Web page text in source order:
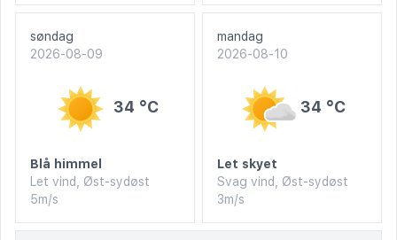
søndag
2026-08-09
34 °C
Blå himmel
Let vind, Øst-sydøst
5m/s
mandag
2026-08-10
34 °C
Let skyet
Svag vind, Øst-sydøst
3m/s